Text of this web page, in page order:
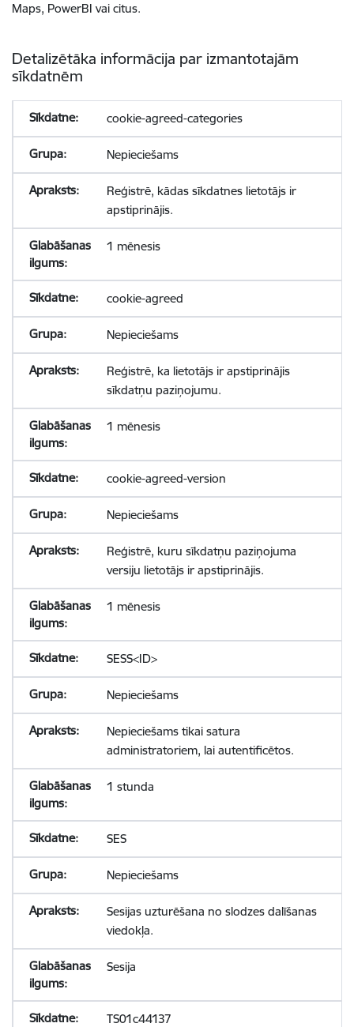
Maps, PowerBI vai citus.
Detalizētāka informācija par izmantotajām
sīkdatnēm
cookie-agreed-categories
Nepieciešams
Reģistrē, kādas sīkdatnes lietotājs ir
apstiprinājis.
1 mēnesis
cookie-agreed
Nepieciešams
Reģistrē, ka lietotājs ir apstiprinājis
sīkdatņu paziņojumu.
1 mēnesis
cookie-agreed-version
Nepieciešams
Reģistrē, kuru sīkdatņu paziņojuma
versiju lietotājs ir apstiprinājis.
1 mēnesis
SESS<ID>
Nepieciešams
Nepieciešams tikai satura
administratoriem, lai autentificētos.
1 stunda
SES
Nepieciešams
Sesijas uzturēšana no slodzes dalīšanas
viedokļa.
Sesija
TS01c44137